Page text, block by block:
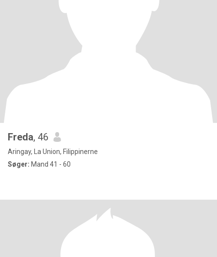
Freda, 46
Aringay, La Union, Filippinerne
Søger: Mand 41 - 60